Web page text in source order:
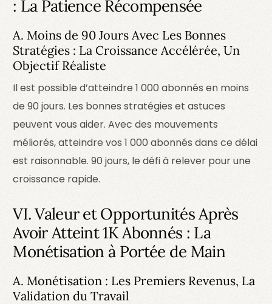
: La Patience Récompensée
A. Moins de 90 Jours Avec Les Bonnes
Stratégies : La Croissance Accélérée, Un
Objectif Réaliste
Il est possible d’atteindre 1 000 abonnés en moins
de 90 jours. Les bonnes stratégies et astuces
peuvent vous aider. Avec des mouvements
méliorés, atteindre vos 1 000 abonnés dans ce délai
est raisonnable.90 jours, le défi à relever pour une
croissance rapide.
VI. Valeur et Opportunités Après
Avoir Atteint 1K Abonnés : La
Monétisation à Portée de Main
A. Monétisation : Les Premiers Revenus, La
Validation du Travail